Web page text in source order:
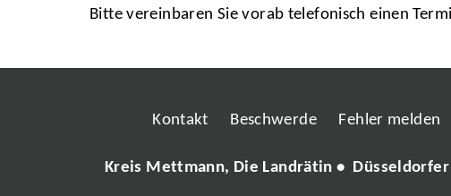
Bitte vereinbaren Sie vorab telefonisch einen
Kontakt Beschwerde Fehler melden
Kreis Mettmann, Die Landrätin •